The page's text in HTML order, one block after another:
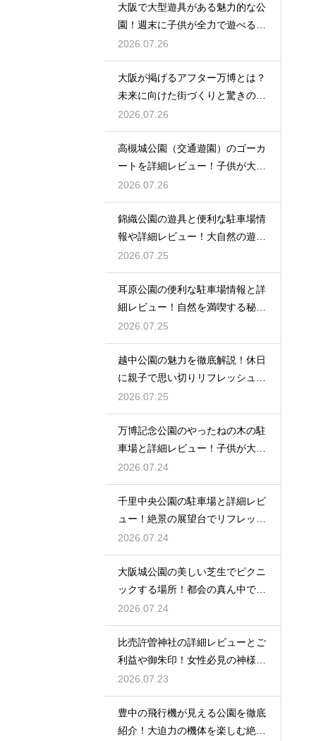
大阪で大型遊具がある魅力的な公
園！週末に子供が全力で遊べる場
所
2026.07.26
大阪が掲げるアフター万博とは？
未来に向けた街づくりと驚きの波
及効果
2026.07.26
高槻城公園（交通遊園）のゴーカ
ートを詳細レビュー！子供が大喜
び
2026.07.26
錦織公園の遊具と便利な駐車場情
報や詳細レビュー！大自然の遊び
場
2026.07.25
耳原公園の便利な駐車場情報と詳
細レビュー！自然を満喫する秘訣
を
2026.07.25
越中公園の魅力を徹底解説！休日
に親子で思い切りリフレッシュす
る
2026.07.25
万博記念公園のやったねの木の駐
車場と詳細レビュー！子供が大歓
喜
2026.07.24
千里中央公園の駐車場と詳細レビ
ュー！絶景の展望台でリフレッシ
ュ
2026.07.24
大阪城公園の美しい芝生でピクニ
ックする場所！都会の真ん中で癒
される
2026.07.24
比売許曽神社の詳細レビューとご
利益や御朱印！女性必見の神様と
は
2026.07.23
豊中の飛行機が見える公園を徹底
紹介！大迫力の機体を楽しむ絶好